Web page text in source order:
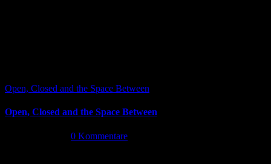
Open, Closed and the Space Between
Open, Closed and the Space Between
0 Kommentare